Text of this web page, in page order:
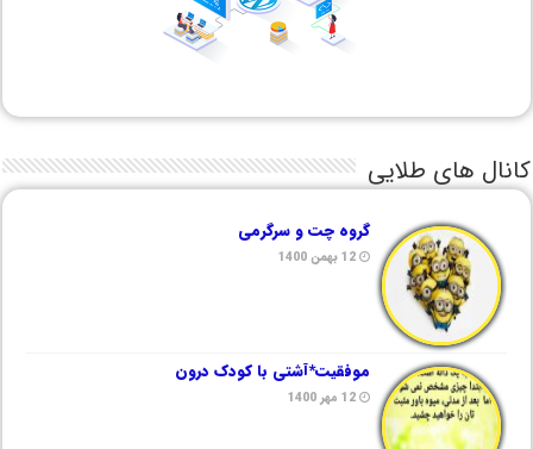
کانال های طلایی
گروه چت و سرگرمی
12 بهمن 1400
موفقیت*آشتی با کودک درون
12 مهر 1400